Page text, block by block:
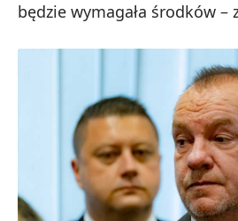
będzie wymagała środków –